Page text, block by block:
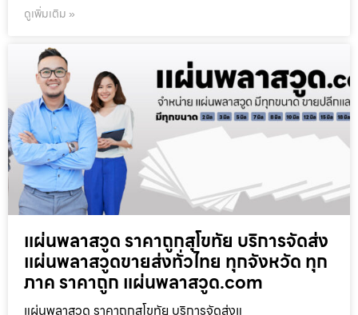
ดูเพิ่มเติม »
แผ่นพลาสวูด ราคาถูกสุโขทัย บริการจัดส่ง
แผ่นพลาสวูดขายส่งทั่วไทย ทุกจังหวัด ทุก
ภาค ราคาถูก แผ่นพลาสวูด.com
แผ่นพลาสวูด ราคาถูกสุโขทัย บริการจัดส่งแ